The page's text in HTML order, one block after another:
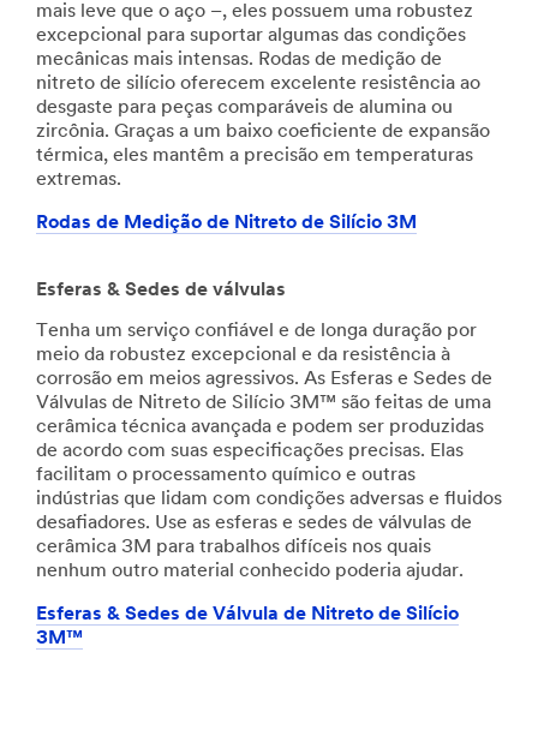
mais leve que o aço –, eles possuem uma robustez
excepcional para suportar algumas das condições
mecânicas mais intensas. Rodas de medição de
nitreto de silício oferecem excelente resistência ao
desgaste para peças comparáveis de alumina ou
zircônia. Graças a um baixo coeficiente de expansão
térmica, eles mantêm a precisão em temperaturas
extremas.
Rodas de Medição de Nitreto de Silício 3M
Esferas & Sedes de válvulas
Tenha um serviço confiável e de longa duração por
meio da robustez excepcional e da resistência à
corrosão em meios agressivos. As Esferas e Sedes de
Válvulas de Nitreto de Silício 3M™ são feitas de uma
cerâmica técnica avançada e podem ser produzidas
de acordo com suas especificações precisas. Elas
facilitam o processamento químico e outras
indústrias que lidam com condições adversas e fluidos
desafiadores. Use as esferas e sedes de válvulas de
cerâmica 3M para trabalhos difíceis nos quais
nenhum outro material conhecido poderia ajudar.
Esferas & Sedes de Válvula de Nitreto de Silício
3M™